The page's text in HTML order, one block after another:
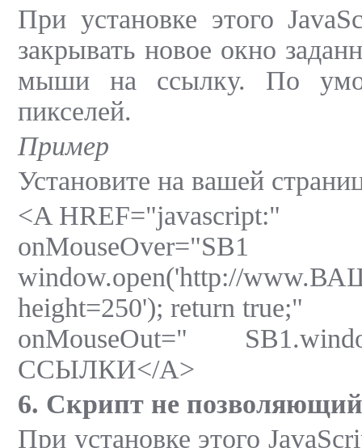
При установке этого
закрывать новое окно
мыши на ссылку. По
пикселей.
Пример
Установите на вашей
<A HREF="javascript:"
window.open('http://
height=250'); return true;"
onMouseOut="
ССЫЛКИ</A>
6. Скрипт не
При установке этого